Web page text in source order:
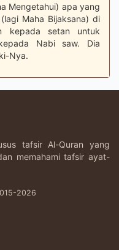
Mengetahui) apa yang
Maha Bijaksana) di
kepada setan untuk
Nabi saw. Dia
Nya.
tafsir Al-Quran yang
memahami tafsir ayat-
2026